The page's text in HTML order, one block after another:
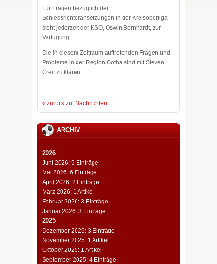
Für Fragen bezüglich der
Schiedsrichteransetzungen in der Kreisoberliga
steht jederzeit der KSO, Oswin Bernhardt, zur
Verfügung.
Die in diesem Zeitraum auftretenden Fragen und
Probleme in der Region Gotha sind mit Steven
Greif zu klären.
« zurück zu: Nachrichten
ARCHIV
2026
Juni 2026: 5 Einträge
Mai 2026: 6 Einträge
April 2026: 2 Einträge
März 2026: 1 Artikel
Februar 2026: 3 Einträge
Januar 2026: 3 Einträge
2025
Dezember 2025: 3 Einträge
November 2025: 1 Artikel
Oktober 2025: 1 Artikel
September 2025: 4 Einträge